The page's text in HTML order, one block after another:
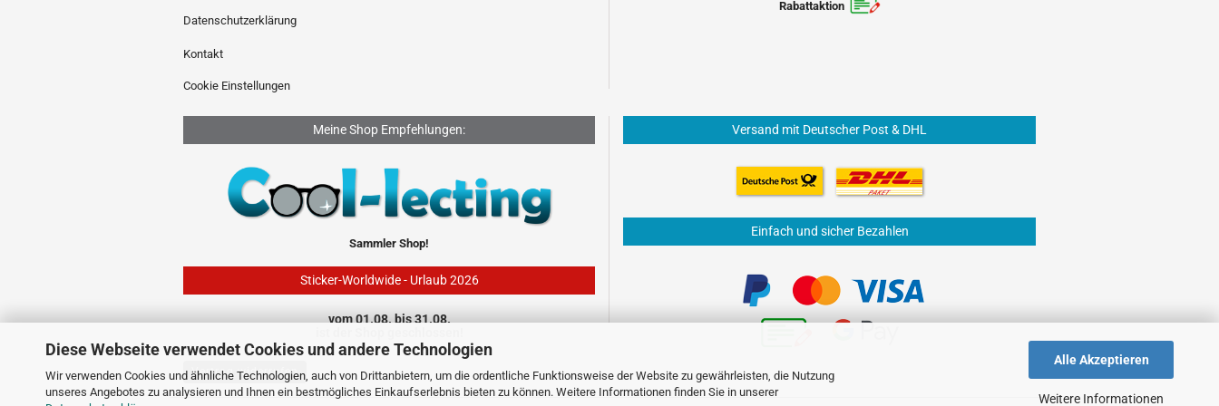
Diese Webseite verwendet Cookies und andere Technologien
Wir verwenden Cookies und ähnliche Technologien, auch von Drittanbietern, um die ordentliche Funktionsweise der Website zu gewährleisten, die Nutzung
unseres Angebotes zu analysieren und Ihnen ein bestmögliches Einkaufserlebnis bieten zu können. Weitere Informationen finden Sie in unserer
Alle Akzeptieren
Weitere Informationen
Datenschutzerklärung
Kontakt
Cookie Einstellungen
Rabattaktion
Meine Shop Empfehlungen:
Sammler Shop!
Sticker-Worldwide - Urlaub 2026
vom 01.08. bis 31.08.
Versand mit Deutscher Post & DHL
Einfach und sicher Bezahlen
Vertrag widerrufen